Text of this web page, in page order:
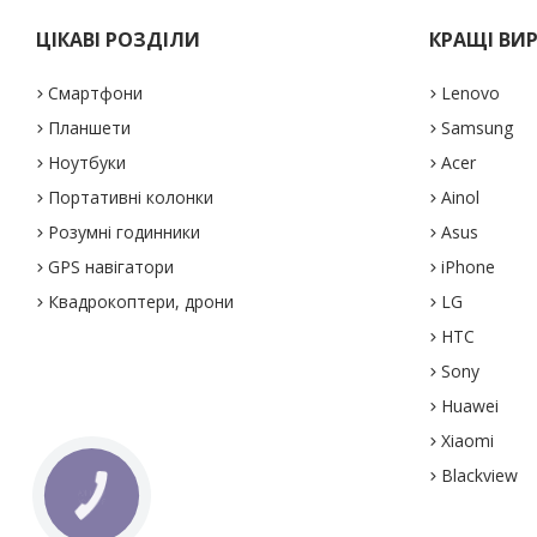
ЦІКАВІ РОЗДІЛИ
Смартфони
Планшети
Ноутбуки
Портативні колонки
Розумні годинники
GPS навігатори
Квадрокоптери, дрони
КРАЩІ
Lenovo
Samsung
Acer
Ainol
Asus
iPhone
LG
HTC
Sony
Huawei
Xiaomi
Blackview
КНОПКА
ЗВ'ЯЗКУ